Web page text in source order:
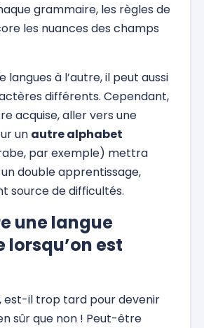
grammaire, les règles de
les nuances des champs
langues à l’autre, il peut aussi
différents. Cependant,
acquise, aller vers une
un autre alphabet
par exemple) mettra
double apprentissage,
source de difficultés.
une langue
est
est-il trop tard pour devenir
sûr que non ! Peut-être